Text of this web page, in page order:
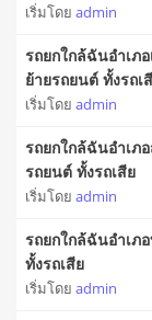
เริ่มโดย admin
รถยกใกล้ฉันอำเภ
ย้ายรถยนต์ ทั้งรถเ
เริ่มโดย admin
รถยกใกล้ฉันอำเภ
รถยนต์ ทั้งรถเสีย
เริ่มโดย admin
รถยกใกล้ฉันอำเภ
ทั้งรถเสีย
เริ่มโดย admin